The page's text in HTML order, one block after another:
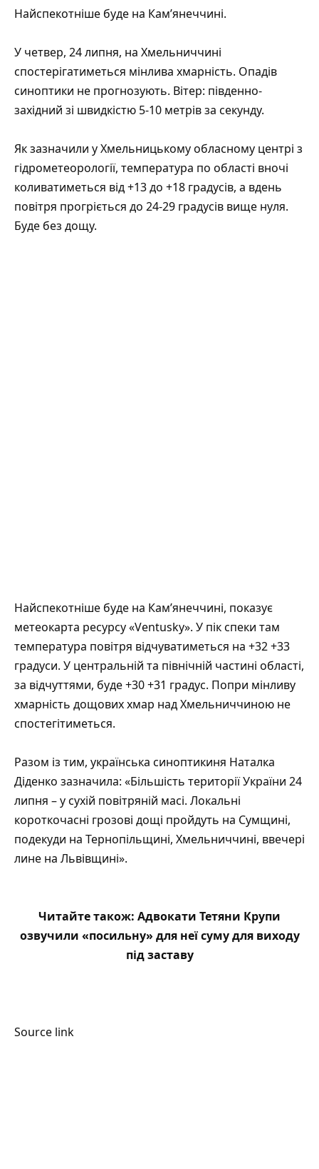
Найспекотніше буде на Кам’янеччині.
У четвер, 24 липня, на Хмельниччині
спостерігатиметься мінлива хмарність. Опадів
синоптики не прогнозують. Вітер: південно-
західний зі швидкістю 5-10 метрів за секунду.
Як зазначили уХмельницькому обласному центрі з
гідрометеорології, температура по області вночі
коливатиметься від +13 до +18 градусів, а вдень
повітря прогріється до 24-29 градусів вище нуля.
Буде без дощу.
Найспекотніше буде на Кам’янеччині, показує
метеокарта ресурсу«Ventusky». У пік спеки там
температура повітря відчуватиметься на +32 +33
градуси. У центральній та північній частині області,
за відчуттями, буде +30 +31 градус. Попри мінливу
хмарність дощових хмар над Хмельниччиною не
спостегітиметься.
Разом із тим, українська синоптикиня Наталка
Діденко зазначила: «Більшість території України 24
липня – у сухій повітряній масі. Локальні
короткочасні грозові дощі пройдуть на Сумщині,
подекуди на Тернопільщині, Хмельниччині, ввечері
лине на Львівщині».
Читайте також: Адвокати Тетяни Крупи
озвучили «посильну» для неї суму для виходу
під заставу
Source link